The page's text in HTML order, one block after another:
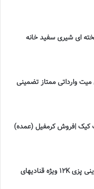
ای شیری سفید خانه
وارداتی ممتاز تضمینی
کیک |فروش کرمفیل (عمده)
شکلات تخته ای شیرینی پزی 12K ویژه قنادیهای